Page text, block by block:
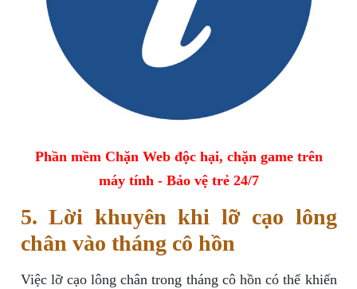
Phần mềm Chặn Web độc hại, chặn game trên
máy tính - Bảo vệ trẻ 24/7
5. Lời khuyên khi lỡ cạo lông
chân vào tháng cô hồn
Việc lỡ cạo lông chân trong tháng cô hồn có thể khiến